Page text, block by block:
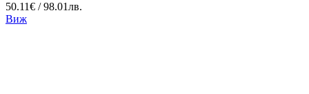
50.11€ / 98.01лв.
Виж